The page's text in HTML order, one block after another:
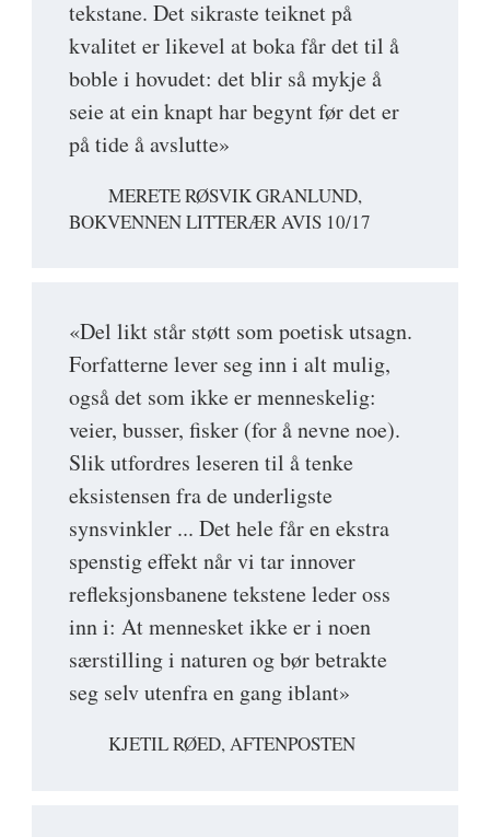
tekstane. Det sikraste teiknet på
kvalitet er likevel at boka får det til å
boble i hovudet: det blir så mykje å
seie at ein knapt har begynt før det er
på tide å avslutte»
MERETE RØSVIK GRANLUND,
BOKVENNEN LITTERÆR AVIS 10/17
«Del likt står støtt som poetisk utsagn.
Forfatterne lever seg inn i alt mulig,
også det som ikke er menneskelig:
veier, busser, fisker (for å nevne noe).
Slik utfordres leseren til å tenke
eksistensen fra de underligste
synsvinkler ... Det hele får en ekstra
spenstig effekt når vi tar innover
refleksjonsbanene tekstene leder oss
inn i: At mennesket ikke er i noen
særstilling i naturen og bør betrakte
seg selv utenfra en gang iblant»
KJETIL RØED, AFTENPOSTEN